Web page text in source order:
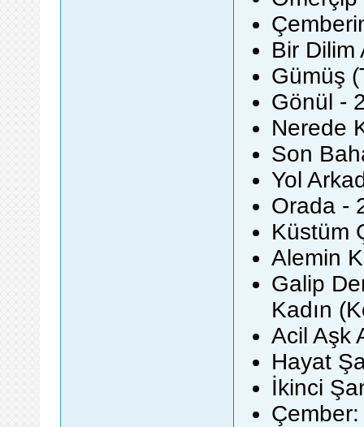
Bir Dilim
Gümüş
Gönül -
Nerede
Son
Yol
Orada -
Küstüm
Alemin
Galip
Kadın
Acil Aşk
Hayat
İkinci